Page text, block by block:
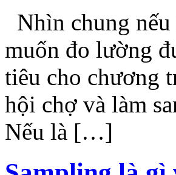
Nhìn chung
muốn đo lường
tiêu cho chương
hội chợ và làm
Nếu là […]